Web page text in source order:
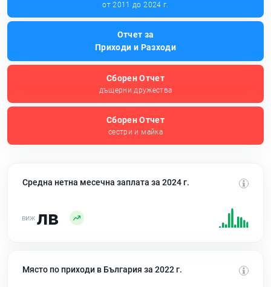
от 2011 до 2024 г.
Отчет за
Приходи и Разходи
Сборен Отчет
дъщерни дружества
Сборен Отчет
сестри и майка
Средна нетна месечна заплата за 2024 г.
лв
Място по приходи в България за 2022 г.